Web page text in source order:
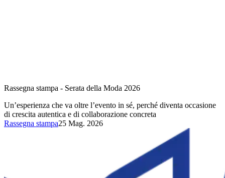
Rassegna stampa - Serata della Moda 2026
Un’esperienza che va oltre l’evento in sé, perché diventa occasione
di crescita autentica e di collaborazione concreta
Rassegna stampa25 Mag. 2026